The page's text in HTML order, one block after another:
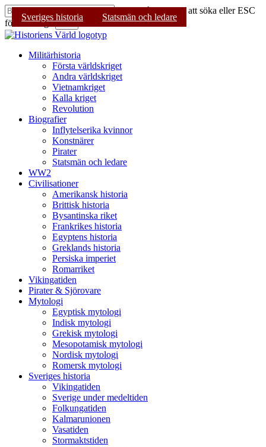
Skip
to
main
content
Tryck på Enter för att söka eller ESC
för att stänga
Sök
Stäng
Menu
Militärhistoria
Första världskriget
Andra världskriget
Vietnamkriget
Kalla kriget
Revolution
Biografier
Inflytelserika kvinnor
Konstnärer
Pirater
Statsmän och ledare
WW2
Civilisationer
Amerikansk historia
Brittisk historia
Bysantinska riket
Frankrikes historia
Egyptens historia
Greklands historia
Persiska imperiet
Romarriket
Vikingatiden
Pirater & Sjörovare
Mytologi
Egyptisk mytologi
Indisk mytologi
Grekisk mytologi
Mesopotamisk mytologi
Nordisk mytologi
Romersk mytologi
Sveriges historia
Vikingatiden
Sverige under medeltiden
Folkungatiden
Kalmarunionen
Vasatiden
Stormaktstiden
Sveriges historia Statsmän och ledare
Sveriges historia Statsmän och ledare
Sveriges historia Statsmän och ledare